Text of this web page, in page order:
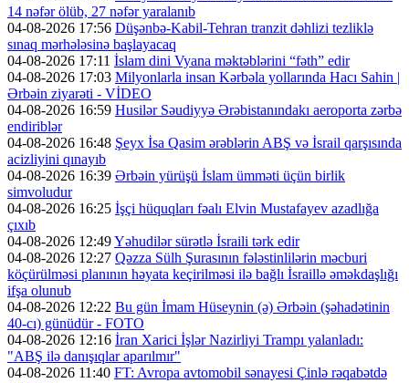
14 nəfər ölüb, 27 nəfər yaralanıb
04-08-2026 17:56 Düşənbə-Kabil-Tehran tranzit dəhlizi tezliklə
sınaq mərhələsinə başlayacaq
04-08-2026 17:11 İslam dini Vyana məktəblərini “fəth” edir
04-08-2026 17:03 Milyonlarla insan Kərbəla yollarında Hacı Sahin |
Ərbəin ziyarəti - VİDEO
04-08-2026 16:59 Husilər Səudiyyə Ərəbistanındakı aeroporta zərbə
endiriblər
04-08-2026 16:48 Şeyx İsa Qasim ərəblərin ABŞ və İsrail qarşısında
acizliyini qınayıb
04-08-2026 16:39 Ərbəin yürüşü İslam ümməti üçün birlik
simvoludur
04-08-2026 16:25 İşçi hüquqları fəalı Elvin Mustafayev azadlığa
çıxıb
04-08-2026 12:49Yəhudilər sürətlə İsraili tərk edir
04-08-2026 12:27 Qəzza Sülh Şurasının fələstinlilərin məcburi
köçürülməsi planının həyata keçirilməsi ilə bağlı İsraillə əməkdaşlığı
ifşa olunub
04-08-2026 12:22 Bu gün İmam Hüseynin (ə) Ərbəin (şəhadətinin
40-cı) günüdür - FOTO
04-08-2026 12:16 İran Xarici İşlər Nazirliyi Trampı yalanladı:
"ABŞ ilə danışıqlar aparılmır"
04-08-2026 11:40 FT: Avropa avtomobil sənayesi Çinlə rəqabətdə